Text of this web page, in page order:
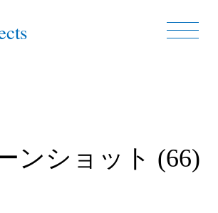
ンショット (66)